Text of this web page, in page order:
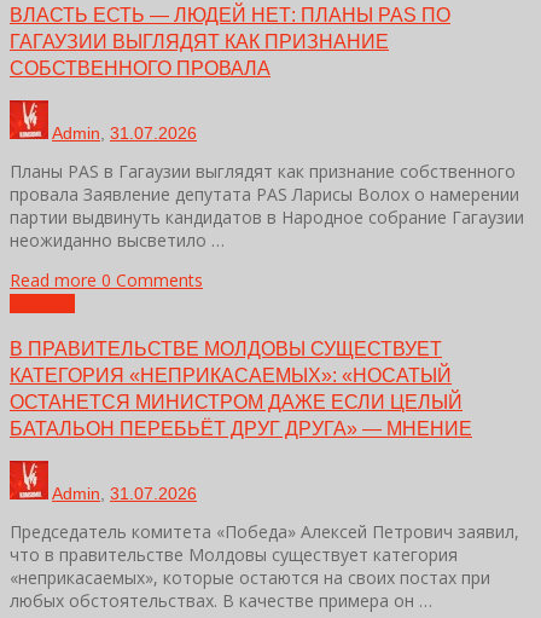
ВЛАСТЬ ЕСТЬ — ЛЮДЕЙ НЕТ: ПЛАНЫ PAS ПО
ГАГАУЗИИ ВЫГЛЯДЯТ КАК ПРИЗНАНИЕ
СОБСТВЕННОГО ПРОВАЛА
Admin, 31.07.2026
Планы PAS в Гагаузии выглядят как признание собственного
провала Заявление депутата PAS Ларисы Волох о намерении
партии выдвинуть кандидатов в Народное собрание Гагаузии
неожиданно высветило …
Read more 0 Comments
В ПРАВИТЕЛЬСТВЕ МОЛДОВЫ СУЩЕСТВУЕТ
КАТЕГОРИЯ «НЕПРИКАСАЕМЫХ»: «НОСАТЫЙ
ОСТАНЕТСЯ МИНИСТРОМ ДАЖЕ ЕСЛИ ЦЕЛЫЙ
БАТАЛЬОН ПЕРЕБЬЁТ ДРУГ ДРУГА» — МНЕНИЕ
Admin 31.07.2026
Председатель комитета «Победа» Алексей Петрович заявил,
что в правительстве Молдовы существует категория
«неприкасаемых», которые остаются на своих постах при
любых обстоятельствах. В качестве примера он …